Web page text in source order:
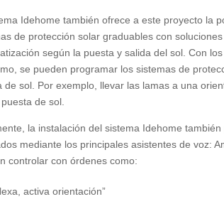
Idehome también ofrece a este proyecto la
de protección solar graduables con
según la puesta y salida del sol .Con
,se pueden programar los sistemas de
de sol . Por exemplo, llevar las lamas a una
de sol
la instalación del sistema Idehome
mediante los principales asistentes de voz:
controlar con órdenes como:
,activa orientación”